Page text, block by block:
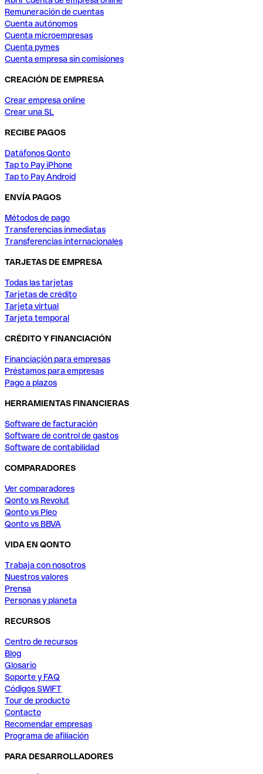
Remuneración de cuentas
Cuenta autónomos
Cuenta microempresas
Cuenta pymes
Cuenta empresa sin comisiones
CREACIÓN DE EMPRESA
Crear empresa online
Crear una SL
RECIBE PAGOS
Datáfonos Qonto
Tap to Pay iPhone
Tap to Pay Android
ENVÍA PAGOS
Métodos de pago
Transferencias inmediatas
Transferencias internacionales
TARJETAS DE EMPRESA
Todas las tarjetas
Tarjetas de crédito
Tarjeta virtual
Tarjeta temporal
CRÉDITO Y FINANCIACIÓN
Financiación para empresas
Préstamos para empresas
Pago a plazos
HERRAMIENTAS FINANCIERAS
Software de facturación
Software de control de gastos
Software de contabilidad
COMPARADORES
Ver comparadores
Qonto vs Revolut
Qonto vs Pleo
Qonto vs BBVA
VIDA EN QONTO
Trabaja con nosotros
Nuestros valores
Prensa
Personas y planeta
RECURSOS
Centro de recursos
Blog
Glosario
Soporte y FAQ
Códigos SWIFT
Tour de producto
Contacto
Recomendar empresas
Programa de afiliación
PARA DESARROLLADORES